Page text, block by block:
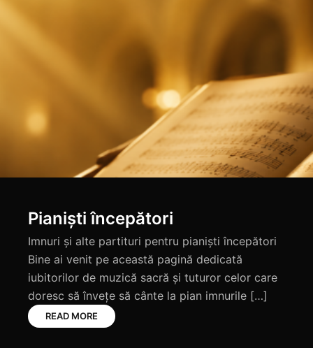
Partituri corale
Despre acest proiect Bine ați venit într-un spațiu
dedicat muzicii corale creștine, un loc în care
armonia, credința și frumusețea închinării se
întâlnesc prin intermediul partiturilor muzicale.
Această colecție reunește […]